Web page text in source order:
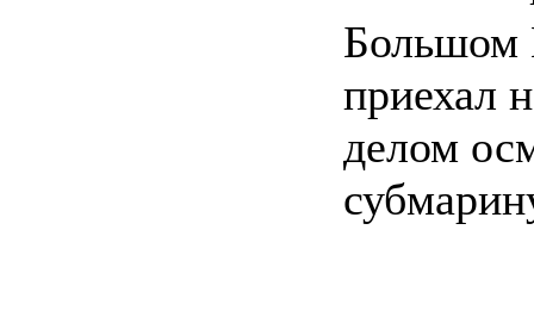
Большом
приехал
делом